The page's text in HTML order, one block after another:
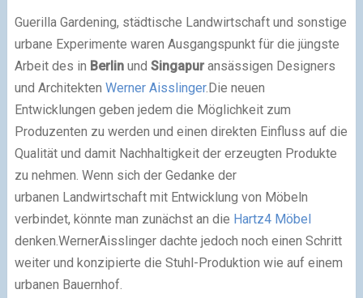
Guerilla Gardening, städtische Landwirtschaft und sonstige
urbane Experimente waren Ausgangspunkt für die jüngste
Arbeit des in Berlinund Singapuransässigen Designers
und Architekten Werner Aisslinger.Die neuen
Entwicklungen geben jedem die Möglichkeit zum
Produzenten zu werden und einen direkten Einfluss auf die
Qualität und damit Nachhaltigkeit der erzeugten Produkte
zu nehmen. Wenn sich der Gedanke der
urbanen Landwirtschaft mit Entwicklung von Möbeln
verbindet, könnte man zunächst an die Hartz4 Möbel
denken.WernerAisslinger dachte jedoch noch einen Schritt
weiter und konzipierte die Stuhl-Produktion wie auf einem
urbanen Bauernhof.